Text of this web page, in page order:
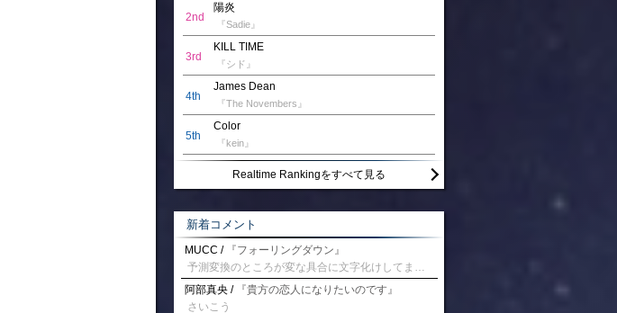
2nd
陽炎
『Sadie』
3rd
KILL TIME
『シド』
4th
James Dean
『The Novembers』
5th
Color
『kein』
Realtime Rankingをすべて見る
新着コメント
MUCC / 『フォーリングダウン』
阿部真央 / 『貴方の恋人になりたいのです』
さいこう